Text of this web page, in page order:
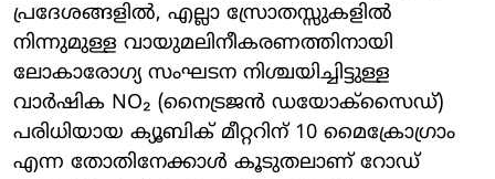
പ്രദേശങ്ങളിൽ, എല്ലാ സ്രോതസ്സുകളിൽ
നിന്നുമുള്ള വായുമലിനീകരണത്തിനായി
ലോകാരോഗ്യ സംഘടന നിശ്ചയിച്ചിട്ടുള്ള
വാർഷിക NO₂ (നൈട്രജൻ ഡയോക്സൈഡ്)
പരിധിയായ ക്യൂബിക് മീറ്ററിന് 10 മൈക്രോഗ്രാം
എന്ന തോതിനേക്കാൾ കൂടുതലാണ് റോഡ്